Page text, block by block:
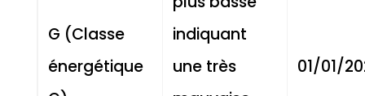
G (Classe
énergétique
indiquant
une très
01/01/